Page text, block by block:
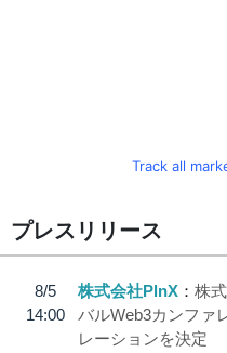
Track all
プレスリリース
8/5
14:00
株式会社PlnX
株
バルWeb3カンファ
レーションを決定